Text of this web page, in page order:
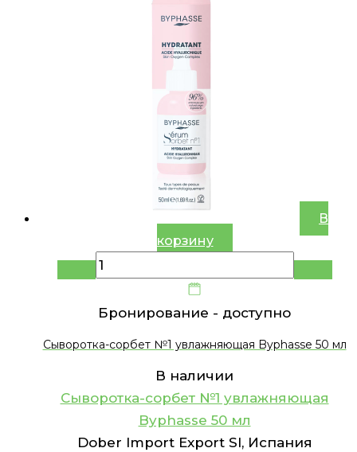
В
корзину
Бронирование - доступно
Сыворотка-сорбет №1 увлажняющая Byphasse 50 мл
В наличии
Сыворотка-сорбет №1 увлажняющая
Byphasse 50 мл
Dober Import Export Sl, Испания